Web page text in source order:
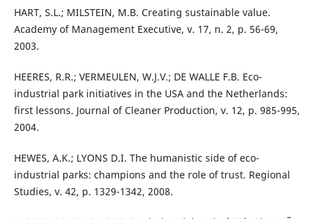
HART, S.L.; MILSTEIN, M.B. Creating sustainable value.
Academy of Management Executive, v. 17, n. 2, p. 56-69,
2003.
HEERES, R.R.; VERMEULEN, W.J.V.; DE WALLE F.B. Eco-
industrial park initiatives in the USA and the Netherlands:
first lessons. Journal of Cleaner Production, v. 12, p. 985-995,
2004.
HEWES, A.K.; LYONS D.I. The humanistic side of eco-
industrial parks: champions and the role of trust. Regional
Studies, v. 42, p. 1329-1342, 2008.